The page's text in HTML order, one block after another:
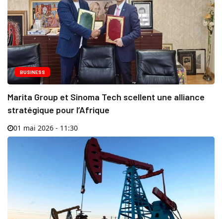
BUSINESS
Marita Group et Sinoma Tech scellent une alliance
stratégique pour l’Afrique
01 mai 2026 - 11:30